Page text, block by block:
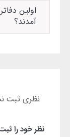
اولین
آمدند؟
نظری ثبت
نظر خود را